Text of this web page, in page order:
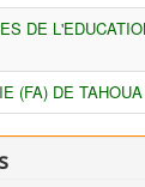
DE
(FA) DE TAHOUA